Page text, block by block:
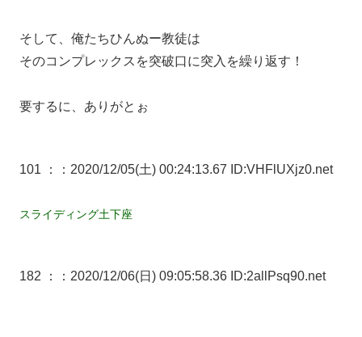
そして、俺たちひんぬー教徒は
そのコンプレックスを突破口に突入を繰り返す！
要するに、ありがとぉ
101 ： ：2020/12/05(土) 00:24:13.67 ID:VHFlUXjz0.net
スライディング土下座
182 ： ：2020/12/06(日) 09:05:58.36 ID:2allPsq90.net